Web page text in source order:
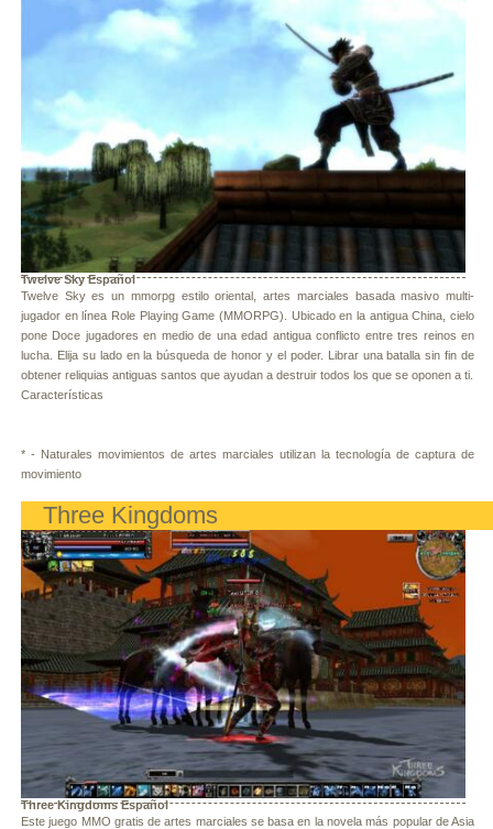
Twelve Sky Español
Twelve Sky es un mmorpg estilo oriental, artes marciales basada masivo multi-
jugador en línea Role Playing Game (MMORPG). Ubicado en la antigua China, cielo
pone Doce jugadores en medio de una edad antigua conflicto entre tres reinos en
lucha. Elija su lado en la búsqueda de honor y el poder. Librar una batalla sin fin de
obtener reliquias antiguas santos que ayudan a destruir todos los que se oponen a ti.
Características
* - Naturales movimientos de artes marciales utilizan la tecnología de captura de
movimiento
Three Kingdoms
Three Kingdoms Español
Este juego MMO gratis de artes marciales se basa en la novela más popular de Asia